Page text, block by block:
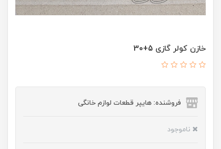
خازن کولر گازی 5+30
فروشنده: هایپر قطعات لوازم خانگی
ناموجود